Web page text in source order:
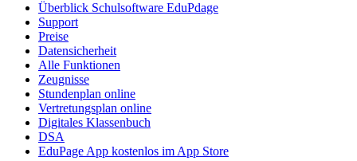
Überblick Schulsoftware EduPdage
Support
Preise
Datensicherheit
Alle Funktionen
Zeugnisse
Stundenplan online
Vertretungsplan online
Digitales Klassenbuch
DSA
EduPage App kostenlos im App Store